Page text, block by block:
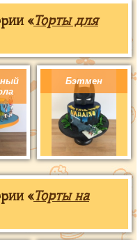
«Торты для
Бэтмен
«Торты на